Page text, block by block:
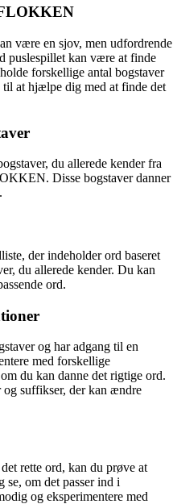
være en sjov, men udfordrende
puslespillet kan være at finde
forskellige antal bogstaver
at hjælpe dig med at finde det
du allerede kender fra
Disse bogstaver danner
der indeholder ord baseret
du allerede kender. Du kan
ord.
og har adgang til en
med forskellige
du kan danne det rigtige ord.
suffikser, der kan ændre
rette ord, kan du prøve at
om det passer ind i
og eksperimentere med